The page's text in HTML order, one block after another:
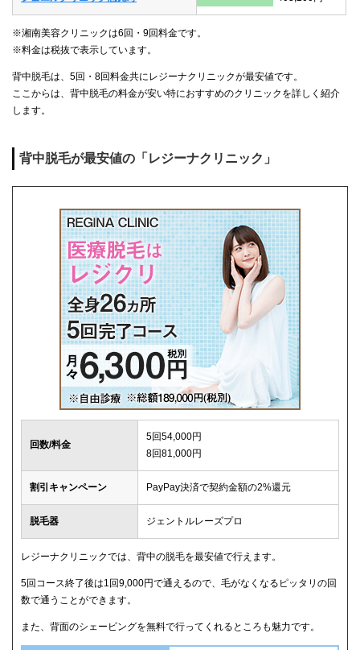
※湘南美容クリニックは6回・9回料金です。
※料金は税抜で表示しています。
背中脱毛は、5回・8回料金共にレジーナクリニックが最安値です。
ここからは、背中脱毛の料金が安い特におすすめのクリニックを詳しく紹介
します。
背中脱毛が最安値の「レジーナクリニック」
回数/料金
5回54,000円
8回81,000円
割引キャンペーン PayPay決済で契約金額の2%還元
脱毛器 ジェントルレーズプロ
レジーナクリニックでは、背中の脱毛を最安値で行えます。
5回コース終了後は1回9,000円で通えるので、毛がなくなるピッタリの回
数で通うことができます。
また、背面のシェービングを無料で行ってくれるところも魅力です。